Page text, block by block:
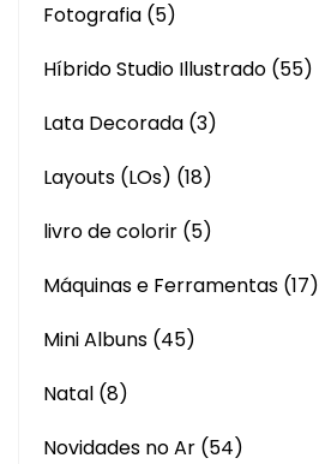
Fotografia (5)
Híbrido Studio Illustrado (55)
Lata Decorada (3)
Layouts (LOs) (18)
livro de colorir (5)
Máquinas e Ferramentas (17)
Mini Albuns (45)
Natal (8)
Novidades no Ar (54)